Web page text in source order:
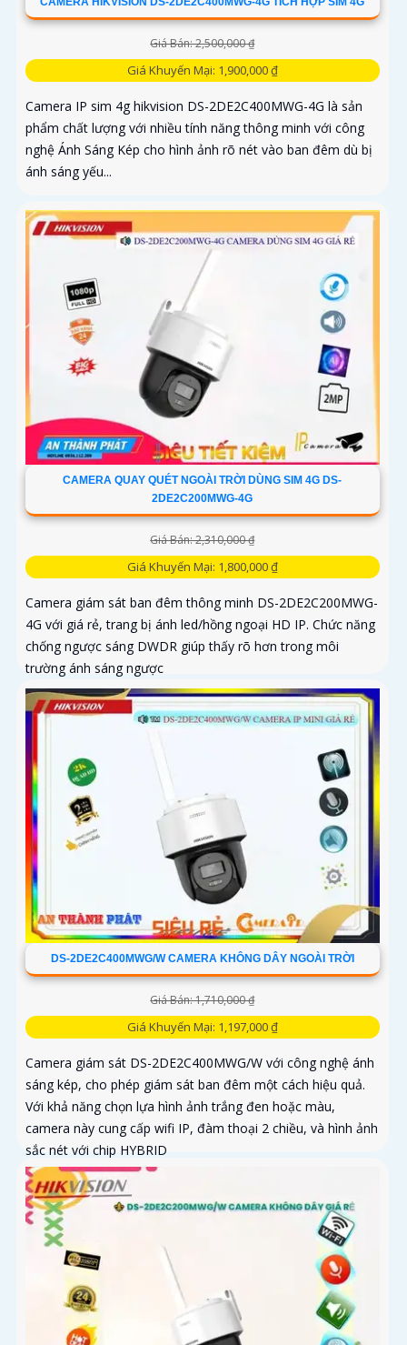
Giá Bán: 2,500,000 ₫
Giá Khuyến Mại: 1,900,000 ₫
Camera IP sim 4g hikvision DS-2DE2C400MWG-4G là sản
phẩm chất lượng với nhiều tính năng thông minh với công
nghệ Ánh Sáng Kép cho hình ảnh rõ nét vào ban đêm dù bị
ánh sáng yếu...
CAMERA QUAY QUÉT NGOÀI TRỜI DÙNG SIM 4G DS-
2DE2C200MWG-4G
Giá Bán: 2,310,000 ₫
Giá Khuyến Mại: 1,800,000 ₫
Camera giám sát ban đêm thông minh DS-2DE2C200MWG-
4G với giá rẻ, trang bị ánh led/hồng ngoại HD IP. Chức năng
chống ngược sáng DWDR giúp thấy rõ hơn trong môi
trường ánh sáng ngược
DS-2DE2C400MWG/W CAMERA KHÔNG DÂY NGOÀI TRỜI
Giá Bán: 1,710,000 ₫
Giá Khuyến Mại: 1,197,000 ₫
Camera giám sát DS-2DE2C400MWG/W với công nghệ ánh
sáng kép, cho phép giám sát ban đêm một cách hiệu quả.
Với khả năng chọn lựa hình ảnh trắng đen hoặc màu,
camera này cung cấp wifi IP, đàm thoại 2 chiều, và hình ảnh
sắc nét với chip HYBRID